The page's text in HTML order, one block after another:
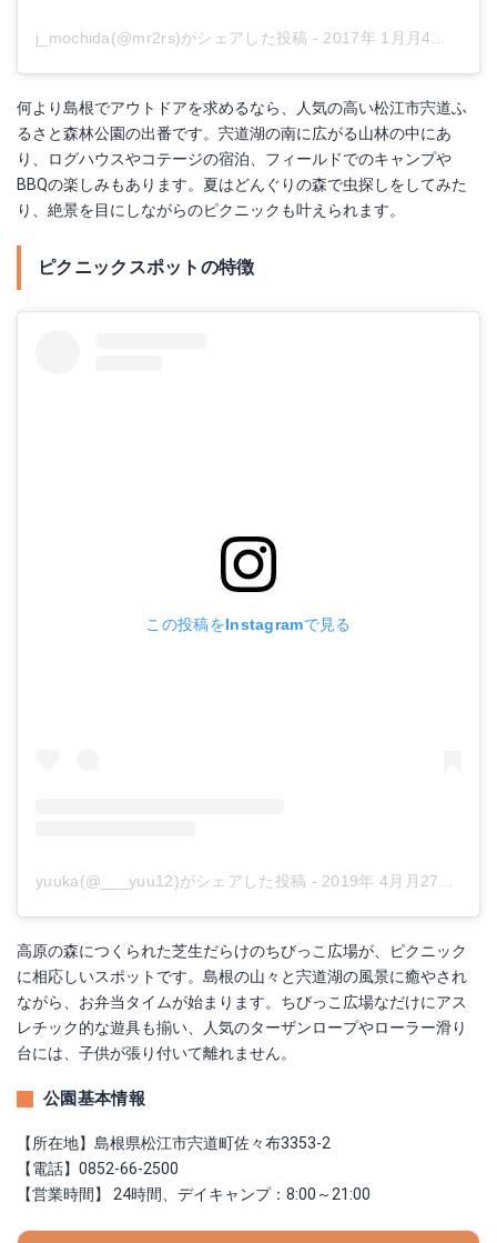
j_mochida(@mr2rs)がシェアした投稿 - 2017年 1月月4日午前12時28分PST
何より島根でアウトドアを求めるなら、人気の高い松江市宍道ふ
るさと森林公園の出番です。宍道湖の南に広がる山林の中にあ
り、ログハウスやコテージの宿泊、フィールドでのキャンプや
BBQの楽しみもあります。夏はどんぐりの森で虫探しをしてみた
り、絶景を目にしながらのピクニックも叶えられます。
ピクニックスポットの特徴
この投稿をInstagramで見る
yuuka(@___yuu12)がシェアした投稿 - 2019年 4月月27日午前8時24分PDT
高原の森につくられた芝生だらけのちびっこ広場が、ピクニック
に相応しいスポットです。島根の山々と宍道湖の風景に癒やされ
ながら、お弁当タイムが始まります。ちびっこ広場なだけにアス
レチック的な遊具も揃い、人気のターザンロープやローラー滑り
台には、子供が張り付いて離れません。
公園基本情報
【所在地】島根県松江市宍道町佐々布3353‐2
【電話】0852-66-2500
【営業時間】 24時間、デイキャンプ：8:00～21:00